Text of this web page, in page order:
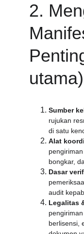
2.
utama)
Sumber
rujukan
di satu
Alat
bongkar,
Dasar
audit
Legalitas
berlisensi,